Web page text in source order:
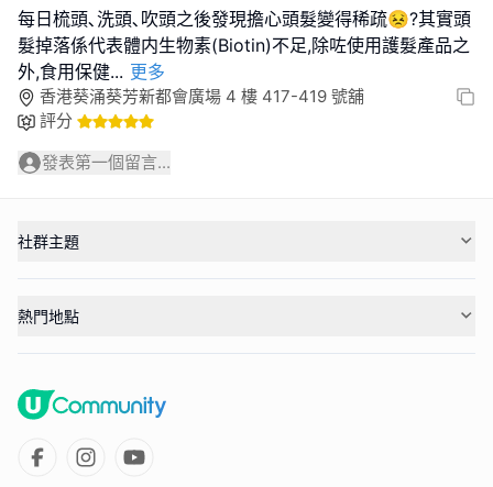
每日梳頭､洗頭､吹頭之後發現擔心頭髮變得稀疏😣?其實頭
髮掉落係代表體内生物素(Biotin)不足,除咗使用護髮產品之
外,食用保健... 更多
香港葵涌葵芳新都會廣場 4 樓 417-419 號舖
評分
發表第一個留言...
社群主題
熱門地點